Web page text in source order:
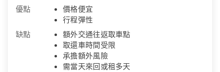
優點
價格便宜
行程彈性
缺點
額外交通往返取車點
取還車時間受限
承擔額外風險
需當天來回或租多天